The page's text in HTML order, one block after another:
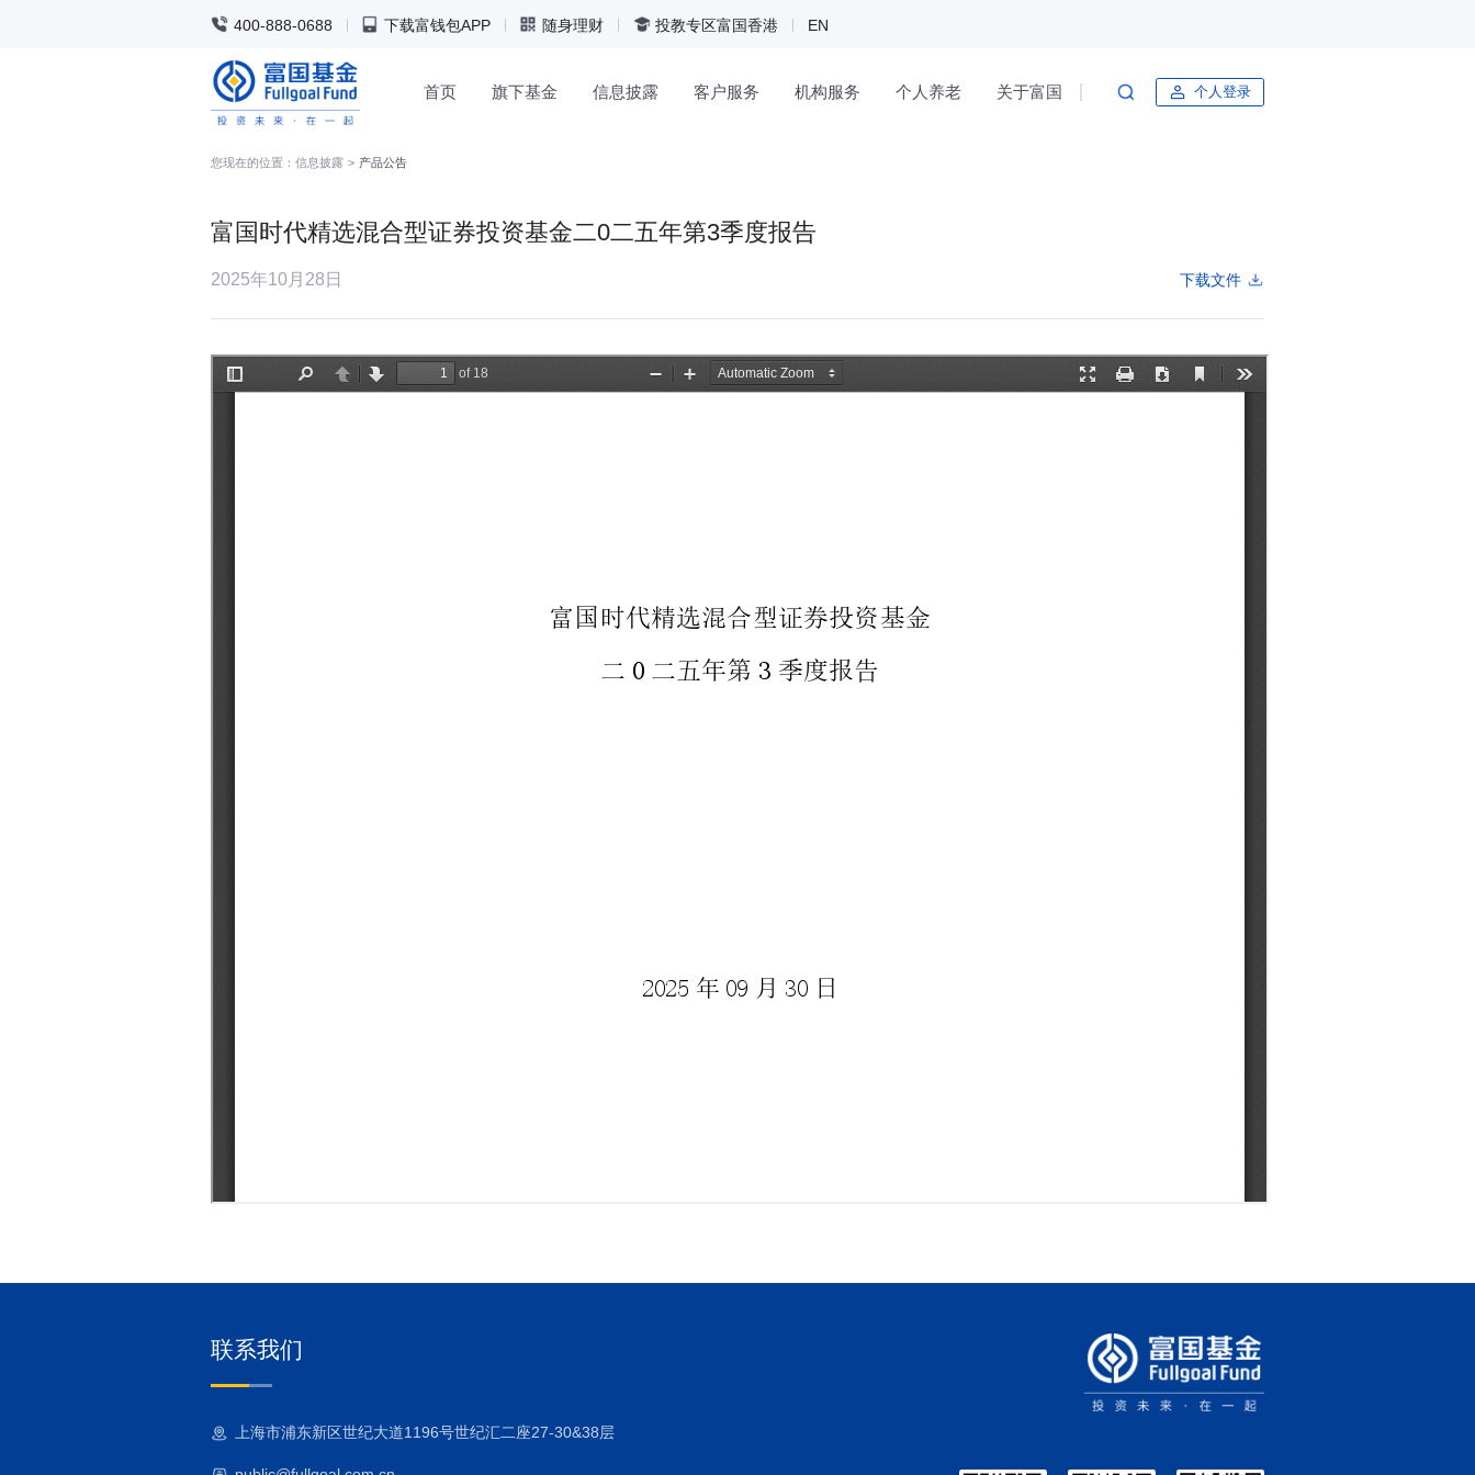
400-888-0688 下载富钱包APP 随身理财 投教专区富国香港 EN
个人登录
首页 旗下基金 信息披露 客户服务 机构服务 个人养老 关于富国
您现在的位置： 信息披露 > 产品公告
富国时代精选混合型证券投资基金二0二五年第3季度报告
2025年10月28日 下载文件
联系我们
上海市浦东新区世纪大道1196号世纪汇二座27-30&38层